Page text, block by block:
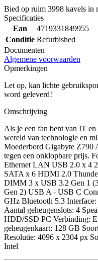
Bied op ruim 3998 kavels in
Specificaties
Ean
4719331849955
Conditie Refurbished
Documenten
Algemene voorwaarden
Opmerkingen
Let op, kan lichte
word geleverd!
Omschrijving
Als je een fan bent van IT
wereld van technologie en
Moederbord Gigabyte
tegen een onklopbare prijs.
Ethernet LAN USB 2.0 x 4
SATA x 6 HDMI 2.0
DIMM 3 x USB 3.2 Gen 1
Gen 2) USB A - USB C
GHz Bluetooth 5.3
Aantal geheugenslots: 4
HDD/SSD PC Verbinding:
geheugenkaart: 128 GB
Resolutie: 4096 x 2304 px
Intel